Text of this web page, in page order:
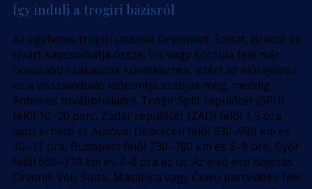
Így indulj a trogiri bázisról
Az egyhetes trogiri útvonal Drveniket, Šoltát, Bračot és
Hvart kapcsolhatja össze. Vis vagy Korčula felé már
hosszabb szakaszok következnek, ezért az előrejelzés
és a visszaindulás időpontja szabják meg, meddig
érdemes továbbhaladni. Trogir Split repülőtér (SPU)
felől 10–20 perc, Zadar repülőtér (ZAD) felől 1,5 óra
alatt érhető el. Autóval Debrecen felől 930–980 km és
10–11 óra, Budapest felől 730–780 km és 8–9 óra, Győr
felől 660–710 km és 7–8 óra az út. Az első esti hajózás
Drvenik Veli, Šolta, Maslinica vagy Čiovo partvidéke felé